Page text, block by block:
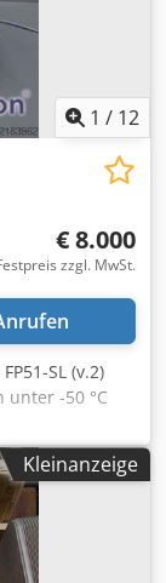
1 / 12
€ 8.000
zzgl. MwSt.
SL (v.2)
-50 °C
Reihe mit den
Druck-
die
HighTech
SL
× T × H) 46 x
Kleinanzeige